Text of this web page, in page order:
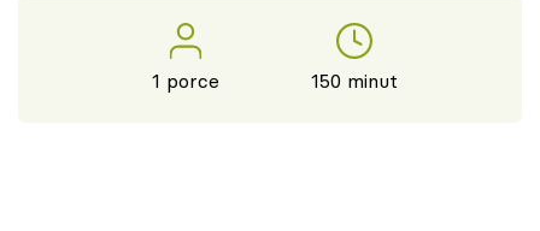
1 porce 150 minut